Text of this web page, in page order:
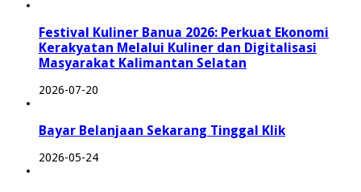
Festival Kuliner Banua 2026: Perkuat Ekonomi
Kerakyatan Melalui Kuliner dan Digitalisasi
Masyarakat Kalimantan Selatan
2026-07-20
Bayar Belanjaan Sekarang Tinggal Klik
2026-05-24